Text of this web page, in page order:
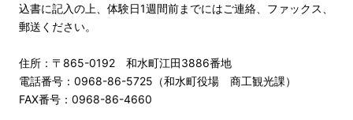
込書に記入の上、体験日1週間前までにはご連絡、ファックス、
郵送ください。
住所：〒865-0192 和水町江田3886番地
電話番号：0968-86-5725（和水町役場 商工観光課）
FAX番号：0968-86-4660